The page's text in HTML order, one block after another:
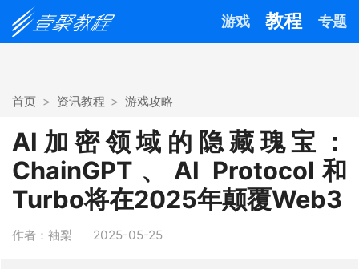
游戏 教程 专题
首页 资讯教程 游戏攻略
AI加密领域的隐藏瑰宝：
ChainGPT、AI Protocol和
Turbo将在2025年颠覆Web3
作者：袖梨 2025-05-25